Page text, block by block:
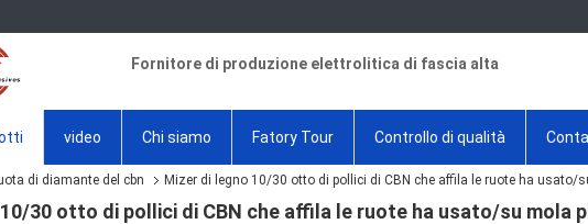
Fornitore di produzione elettrolitica di fascia alta
video Chi siamo Fatory Tour Controllo di qualità
di diamante del cbn Mizer di legno 10/30 otto di pollici di CBN che affila le ruote ha usato/
30 otto di pollici di CBN che affila le ruote ha usato/su mola